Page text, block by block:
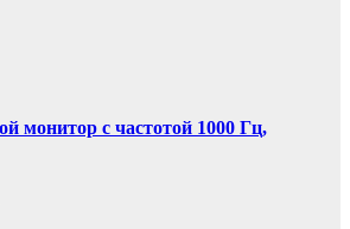
монитор с частотой 1000 Гц,